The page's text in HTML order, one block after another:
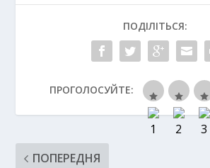
ПОДІЛІТЬСЯ:
ПРОГОЛОСУЙТЕ:
ПОПЕРЕДНЯ